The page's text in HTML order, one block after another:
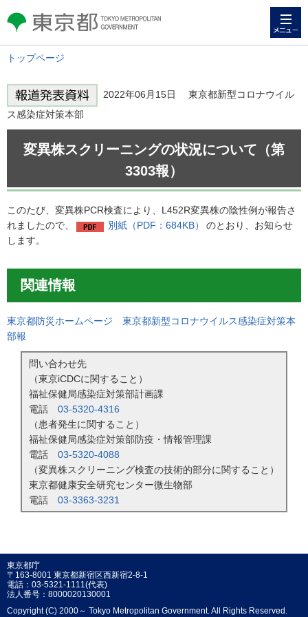
東京都 TOKYO METROPOLITAN
GOVERNMENT
トップページ
2022年06月15日 東京都新型コロナウイル
ス感染症対策本部
変異株スクリーニングの状況について（第
3303報）
このたび、変異株PCR検査により、L452R変異株の陰性例が報告さ
れましたので、
別紙（PDF：684KB）
のとおり、お知らせ
します。
関連情報
東京都防災ホームページ 東京都新型コロナウイルス感染症対策本
部報
問い合わせ先
（東京iCDCに関すること）
福祉保健局感染症対策部計画課
電話 03-5320-4316
（患者発生に関すること）
福祉保健局感染症対策部防疫・情報管理課
電話 03-5320-4088
（変異株スクリーニング検査の技術的部分に関すること）
東京都健康安全研究センター微生物部
電話 03-3363-3231
東京都庁
〒163-8001 東京都新宿区西新宿2-8-1
電話：03-5321-1111(代表)
法人番号：8000020130001
Copyright (C) 2000～ Tokyo Metropolitan Government. All Rights Reserved.